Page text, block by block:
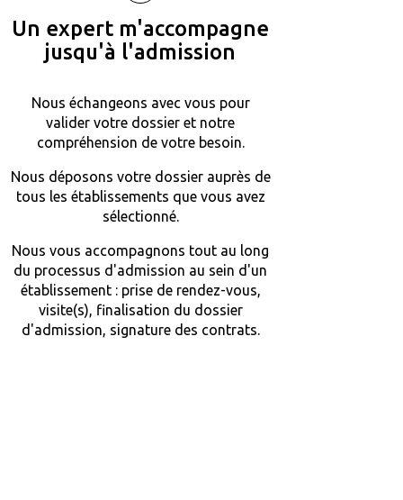
Un expert m'accompagne
jusqu'à l'admission
Nous échangeons avec vous pour
valider votre dossier et notre
compréhension de votre besoin.
Nous déposons votre dossier auprès de
tous les établissements que vous avez
sélectionné.
Nous vous accompagnons tout au long
du processus d'admission au sein d'un
établissement : prise de rendez-vous,
visite(s), finalisation du dossier
d'admission, signature des contrats.